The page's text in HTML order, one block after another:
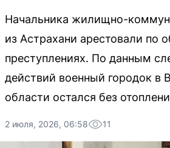
Начальника жилищно-
из Астрахани арестовали по
преступлениях. По данным
действий военный городок в
области остался без
2 июля, 2026, 06:58 11